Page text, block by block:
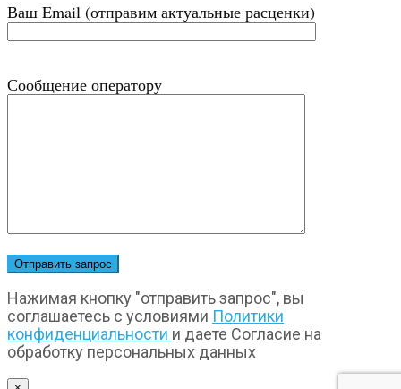
Ваш Email (отправим актуальные расценки)
Сообщение оператору
Нажимая кнопку "отправить запрос", вы
соглашаетесь с условиями Политики
конфиденциальности и даете Согласие на
обработку персональных данных